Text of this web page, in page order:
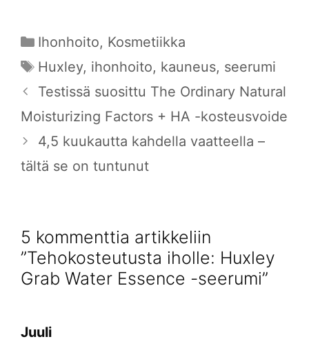
Kategoriat
Ihonhoito, Kosmetiikka
Avainsanat
Huxley, ihonhoito, kauneus, seerumi
Testissä suosittu The Ordinary Natural
Moisturizing Factors + HA -kosteusvoide
4,5 kuukautta kahdella vaatteella –
tältä se on tuntunut
5 kommenttia artikkeliin
”Tehokosteutusta iholle: Huxley
Grab Water Essence -seerumi”
Juuli